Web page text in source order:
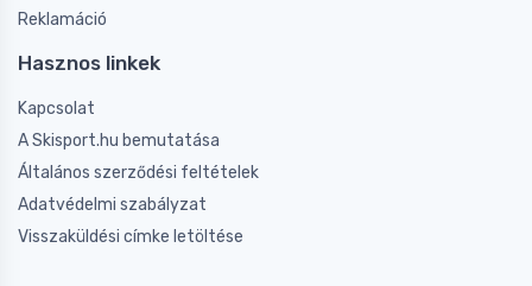
Reklamáció
Hasznos linkek
Kapcsolat
A Skisport.hu bemutatása
Általános szerződési feltételek
Adatvédelmi szabályzat
Visszaküldési címke letöltése